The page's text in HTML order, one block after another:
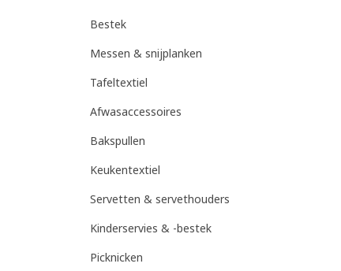
Bestek
Messen & snijplanken
Tafeltextiel
Afwasaccessoires
Bakspullen
Keukentextiel
Servetten & servethouders
Kinderservies & -bestek
Picknicken